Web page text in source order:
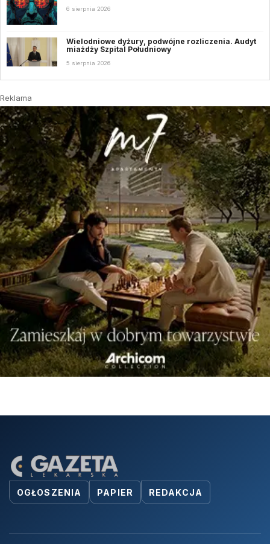
6 sierpnia 2026
Wielodniowe dyżury, podwójne rozliczenia. Audyt
miażdży Szpital Południowy
5 sierpnia 2026
Reklama
OGŁOSZENIA PAPIER REDAKCJA